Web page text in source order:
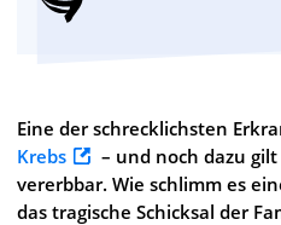
Eine der schrecklichsten
Krebs
– und noch dazu
vererbbar. Wie schlimm es
das tragische Schicksal der